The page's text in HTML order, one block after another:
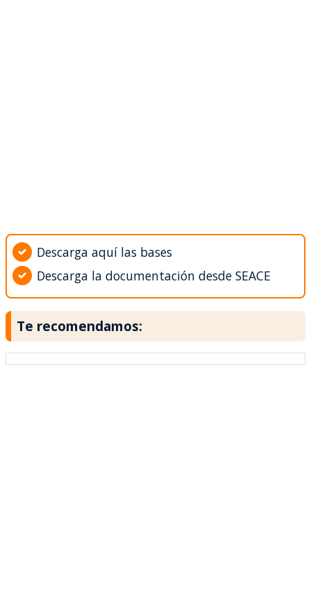
Descarga aquí las bases
Descarga la documentación desde SEACE
Te recomendamos: